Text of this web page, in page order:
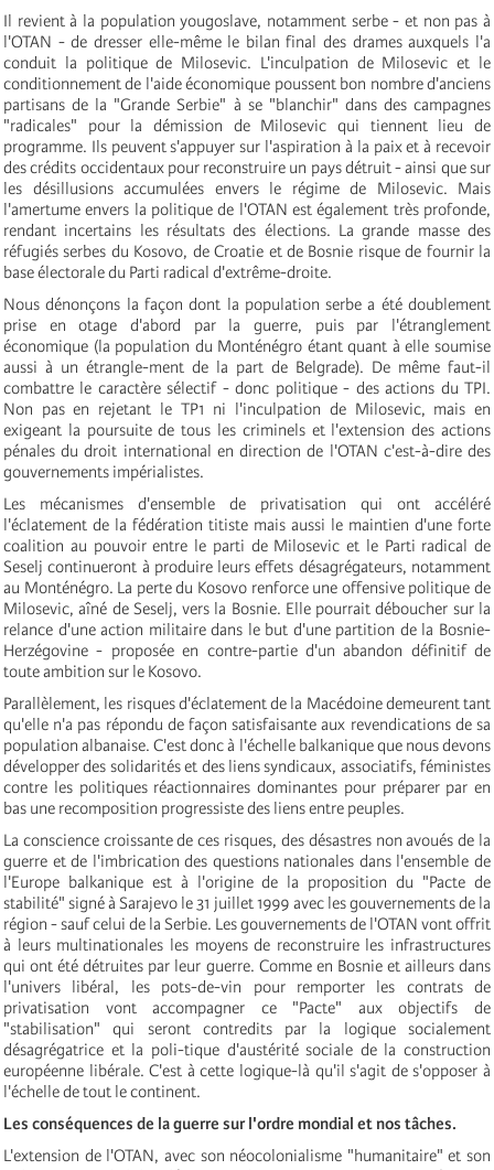
Il revient à la population yougoslave, notamment serbe - et non pas à
l'OTAN - de dresser elle-même le bilan final des drames auxquels l'a
conduit la politique de Milosevic. L'inculpation de Milosevic et le
conditionnement de l'aide économique poussent bon nombre d'anciens
partisans de la "Grande Serbie" à se "blanchir" dans des campagnes
"radicales" pour la démission de Milosevic qui tiennent lieu de
programme. Ils peuvent s'appuyer sur l'aspiration à la paix et à recevoir
des crédits occidentaux pour reconstruire un pays détruit - ainsi que sur
les désillusions accumulées envers le régime de Milosevic. Mais
l'amertume envers la politique de l'OTAN est également très profonde,
rendant incertains les résultats des élections. La grande masse des
réfugiés serbes du Kosovo, de Croatie et de Bosnie risque de fournir la
base électorale du Parti radical d'extrême-droite.
Nous dénonçons la façon dont la population serbe a été doublement
prise en otage d'abord par la guerre, puis par l'étranglement
économique (la population du Monténégro étant quant à elle soumise
aussi à un étrangle-ment de la part de Belgrade). De même faut-il
combattre le caractère sélectif - donc politique - des actions du TPI.
Non pas en rejetant le TP1 ni l'inculpation de Milosevic, mais en
exigeant la poursuite de tous les criminels et l'extension des actions
pénales du droit international en direction de l'OTAN c'est-à-dire des
gouvernements impérialistes.
Les mécanismes d'ensemble de privatisation qui ont accéléré
l'éclatement de la fédération titiste mais aussi le maintien d'une forte
coalition au pouvoir entre le parti de Milosevic et le Parti radical de
Seselj continueront à produire leurs effets désagrégateurs, notamment
au Monténégro. La perte du Kosovo renforce une offensive politique de
Milosevic, aîné de Seselj, vers la Bosnie. Elle pourrait déboucher sur la
relance d'une action militaire dans le but d'une partition de la Bosnie-
Herzégovine - proposée en contre-partie d'un abandon définitif de
toute ambition sur le Kosovo.
Parallèlement, les risques d'éclatement de la Macédoine demeurent tant
qu'elle n'a pas répondu de façon satisfaisante aux revendications de sa
population albanaise. C'est donc à l'échelle balkanique que nous devons
développer des solidarités et des liens syndicaux, associatifs, féministes
contre les politiques réactionnaires dominantes pour préparer par en
bas une recomposition progressiste des liens entre peuples.
La conscience croissante de ces risques, des désastres non avoués de la
guerre et de l'imbrication des questions nationales dans l'ensemble de
l'Europe balkanique est à l'origine de la proposition du "Pacte de
stabilité" signé à Sarajevo le 31 juillet 1999 avec les gouvernements de la
région - sauf celui de la Serbie. Les gouvernements de l'OTAN vont offrit
à leurs multinationales les moyens de reconstruire les infrastructures
qui ont été détruites par leur guerre. Comme en Bosnie et ailleurs dans
l'univers libéral, les pots-de-vin pour remporter les contrats de
privatisation vont accompagner ce "Pacte" aux objectifs de
"stabilisation" qui seront contredits par la logique socialement
désagrégatrice et la poli-tique d'austérité sociale de la construction
européenne libérale. C'est à cette logique-là qu'il s'agit de s'opposer à
l'échelle de tout le continent.
Les conséquences de la guerre sur l'ordre mondial et nos tâches.
L'extension de l'OTAN, avec son néocolonialisme "humanitaire" et son